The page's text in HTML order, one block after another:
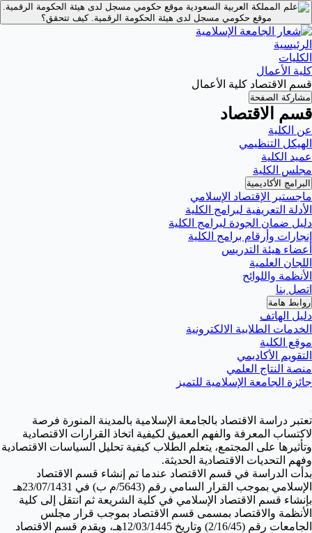
موقع حكومي مسجل لدى هيئة الحكومة الرقمية.
موقع حكومي مسجل لدى هيئة الحكومة الرقمية.كيف تتحقق؟
الرئيسية
الكليات
كلية الأعمال
قسم الاقتصاد كلية الأعمال
مشاركة الصفحة
قسم الاقتصاد
عن الكلية
الهيكل التنظيمي
عميد الكلية
مجلس الكلية
البرامج الأكاديمية
ماجستير الإقتصاد الإسلامي
الأدلة التعريفية لبرامج الكلية
دليل ضمان الجودة لبرامج الكلية
إنجارات وأرقام برامج الكلية
أعضاء هيئة التدريس
اللجان العلمية
الأنظمة واللوائح
اتصل بنا
روابط هامة
دليل الهاتف
الخدمات الطلابية الالكترونية
موقع الكلية
التقويم الأكاديمي
منصة النتاج العلمي
جائزة الجامعة الإسلامية للتميز
تعتبر دراسة الاقتصاد بالجامعة الإسلامية بالمدينة المنورة فرصة
لاكتساب المعرفة والفهم العميق لكيفية اتخاذ القرارات الاقتصادية
وتأثيرها على المجتمع، يتعلم الطلاب كيفية تحليل السياسات الاقتصادية
وفهم التحديات الاقتصادية الحديثة.
بدأت الدراسة في قسم الاقتصاد عندما تم إنشاء قسم الاقتصاد
الإسلامي بموجب القرار السامي رقم (5643/م ب) في 23/07/1431هـ
بإنشاء قسم الاقتصاد الإسلامي في كلية الشريعة ثم انتقل إلى كلية
الأنظمة والاقتصاد بمسمى قسم الاقتصاد بموجب قرار مجلس
الجامعات رقم (2/16/45) وتاريخ 12/03/1445هـ، ويقدم قسم الاقتصاد